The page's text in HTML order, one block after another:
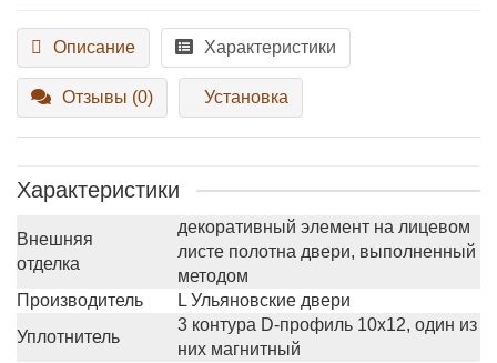
Описание Характеристики
Отзывы (0) Установка
Характеристики
Внешняя
отделка
декоративный элемент на лицевом
листе полотна двери, выполненный
методом
Производитель
L Ульяновские двери
Уплотнитель
3 контура D-профиль 10х12, один из
них магнитный